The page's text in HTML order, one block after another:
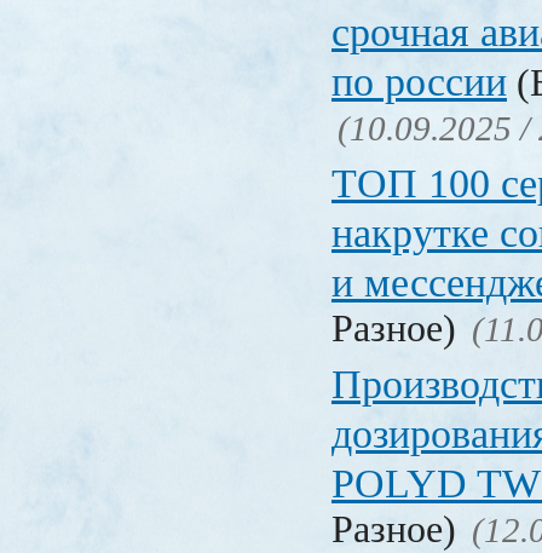
срочная
по россии
(10.09.2025 /
ТОП 100
накрутке
и
Разное)
POLYD
Разное)